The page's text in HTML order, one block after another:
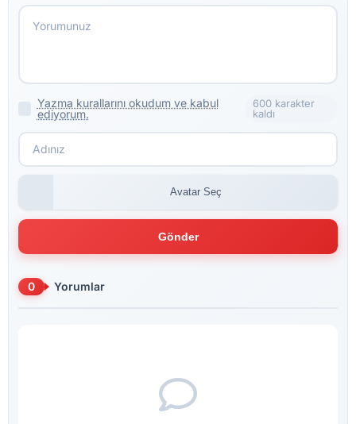
Yazma kurallarını okudum ve kabul
ediyorum.
600 karakter
kaldı
Avatar Seç
Gönder
0 Yorumlar